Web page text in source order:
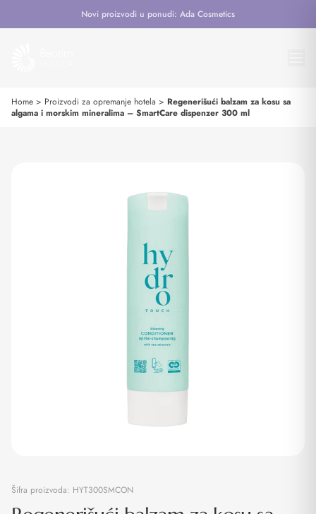
Novi proizvodi u ponudi: Ada Cosmetics
Home > Proizvodi za opremanje hotela > Regenerišući balzam za kosu sa
algama i morskim mineralima – SmartCare dispenzer 300 ml
Šifra proizvoda: HYT300SMCON